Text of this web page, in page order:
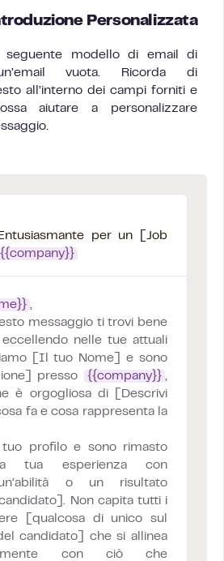
Personalizzata
modello di email di
vuota. Ricorda di
all’interno dei campi forniti e
aiutare a personalizzare
per un [Job
{{company}}
,
messaggio ti trovi bene
nelle tue attuali
[Il tuo Nome] e sono
presso
{{company}} ,
è orgogliosa di [Descrivi
fa e cosa rappresenta la
profilo e sono rimasto
tua esperienza con
o un risultato
Non capita tutti i
[qualcosa di unico sul
candidato] che si allinea
con ciò che